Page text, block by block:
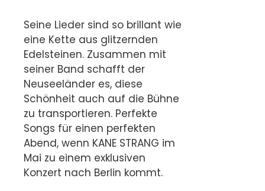
Seine Lieder sind so brillant wie
eine Kette aus glitzernden
Edelsteinen. Zusammen mit
seiner Band schafft der
Neuseeländer es, diese
Schönheit auch auf die Bühne
zu transportieren. Perfekte
Songs für einen perfekten
Abend, wenn KANE STRANG im
Mai zu einem exklusiven
Konzert nach Berlin kommt.